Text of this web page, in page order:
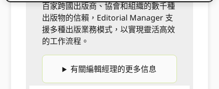
百家跨國出版商、協會和組織的數千種
出版物的信賴，Editorial Manager 支
援多種出版業務模式，以實現靈活高效
的工作流程。
有關編輯經理的更多信息